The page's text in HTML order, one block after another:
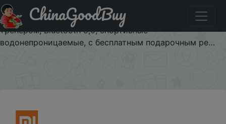
Придбати по знижці NEWBAND Смарт-браслет Xiaomi
Mi Band 5 с AMOLED экраном, пульсометром, фитнес-
тренером, Bluetooth 5,0, спортивные
водонепроницаемые, с бесплатным подарочным ре…
ChinaGoodBuy